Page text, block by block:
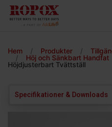
Hem / Produkter /
/
Höj och Sänkbart Handfat
Höjdjusterbart Tvättställ
Specifikationer & Downloads